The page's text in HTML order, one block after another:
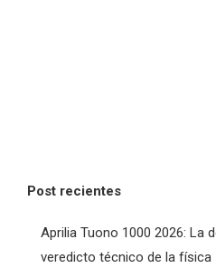
Post recientes
Aprilia Tuono 1000 2026: La
veredicto técnico de la física